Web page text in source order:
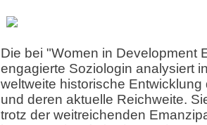
Die bei "Women in Development
engagierte Soziologin analysiert
weltweite historische
und deren aktuelle Reichweite.
trotz der weitreichenden